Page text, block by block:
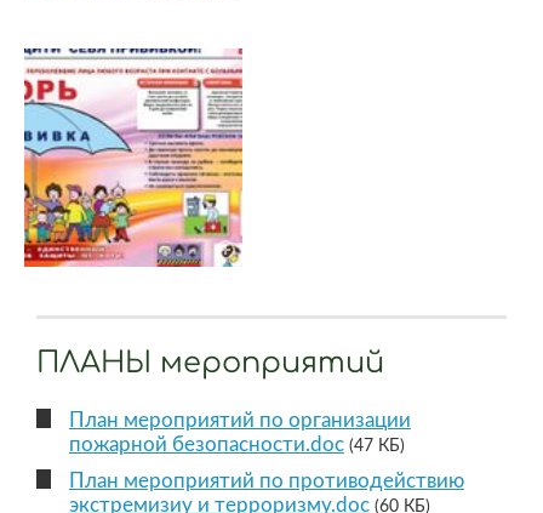
ПЛАНЫ мероприятий
План мероприятий по организации
пожарной безопасности.doc (47 КБ)
План мероприятий по противодействию
экстремизиу и терроризму.doc (60 КБ)